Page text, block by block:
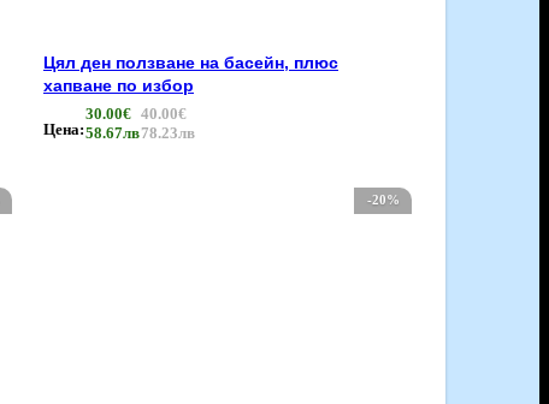
Цял ден ползване на басейн, плюс
хапване по избор
Цена:
30.00€
58.67лв
40.00€
78.23лв
-20%